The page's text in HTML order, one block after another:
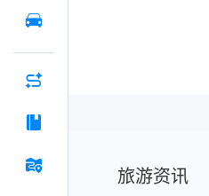
旅游资讯